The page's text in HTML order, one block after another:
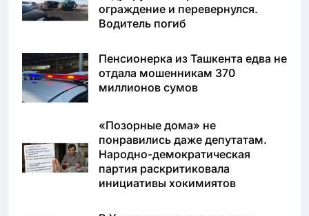
ограждение и перевернулся.
Водитель погиб
Пенсионерка из Ташкента едва не
отдала мошенникам 370
миллионов сумов
«Позорные дома» не
понравились даже депутатам.
Народно-демократическая
партия раскритиковала
инициативы хокимиятов